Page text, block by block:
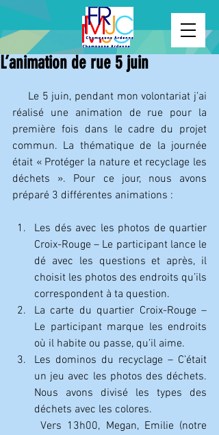
L’animation de rue 5 juin
réalisé une animation de rue pour la
première fois dans le cadre du projet
commun. La thématique de la journée
était « Protéger la nature et recyclage les
déchets ». Pour ce jour, nous avons
préparé 3 différentes animations :
Les dés avec les photos de quartier
Croix-Rouge – Le participant lance le
dé avec les questions et après, il
choisit les photos des endroits qu’ils
correspondent à ta question.
La carte du quartier Croix-Rouge –
Le participant marque les endroits
où il habite ou passe, qu’il aime.
Les dominos du recyclage – C’était
un jeu avec les photos des déchets.
Nous avons divisé les types des
déchets avec les colores.
     Vers 13h00, Megan, Emilie (notre